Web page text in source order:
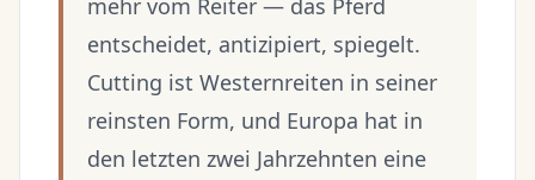
entscheidet, antizipiert, spiegelt.
Cutting ist Westernreiten in seiner
reinsten Form, und Europa hat in
den letzten zwei Jahrzehnten eine